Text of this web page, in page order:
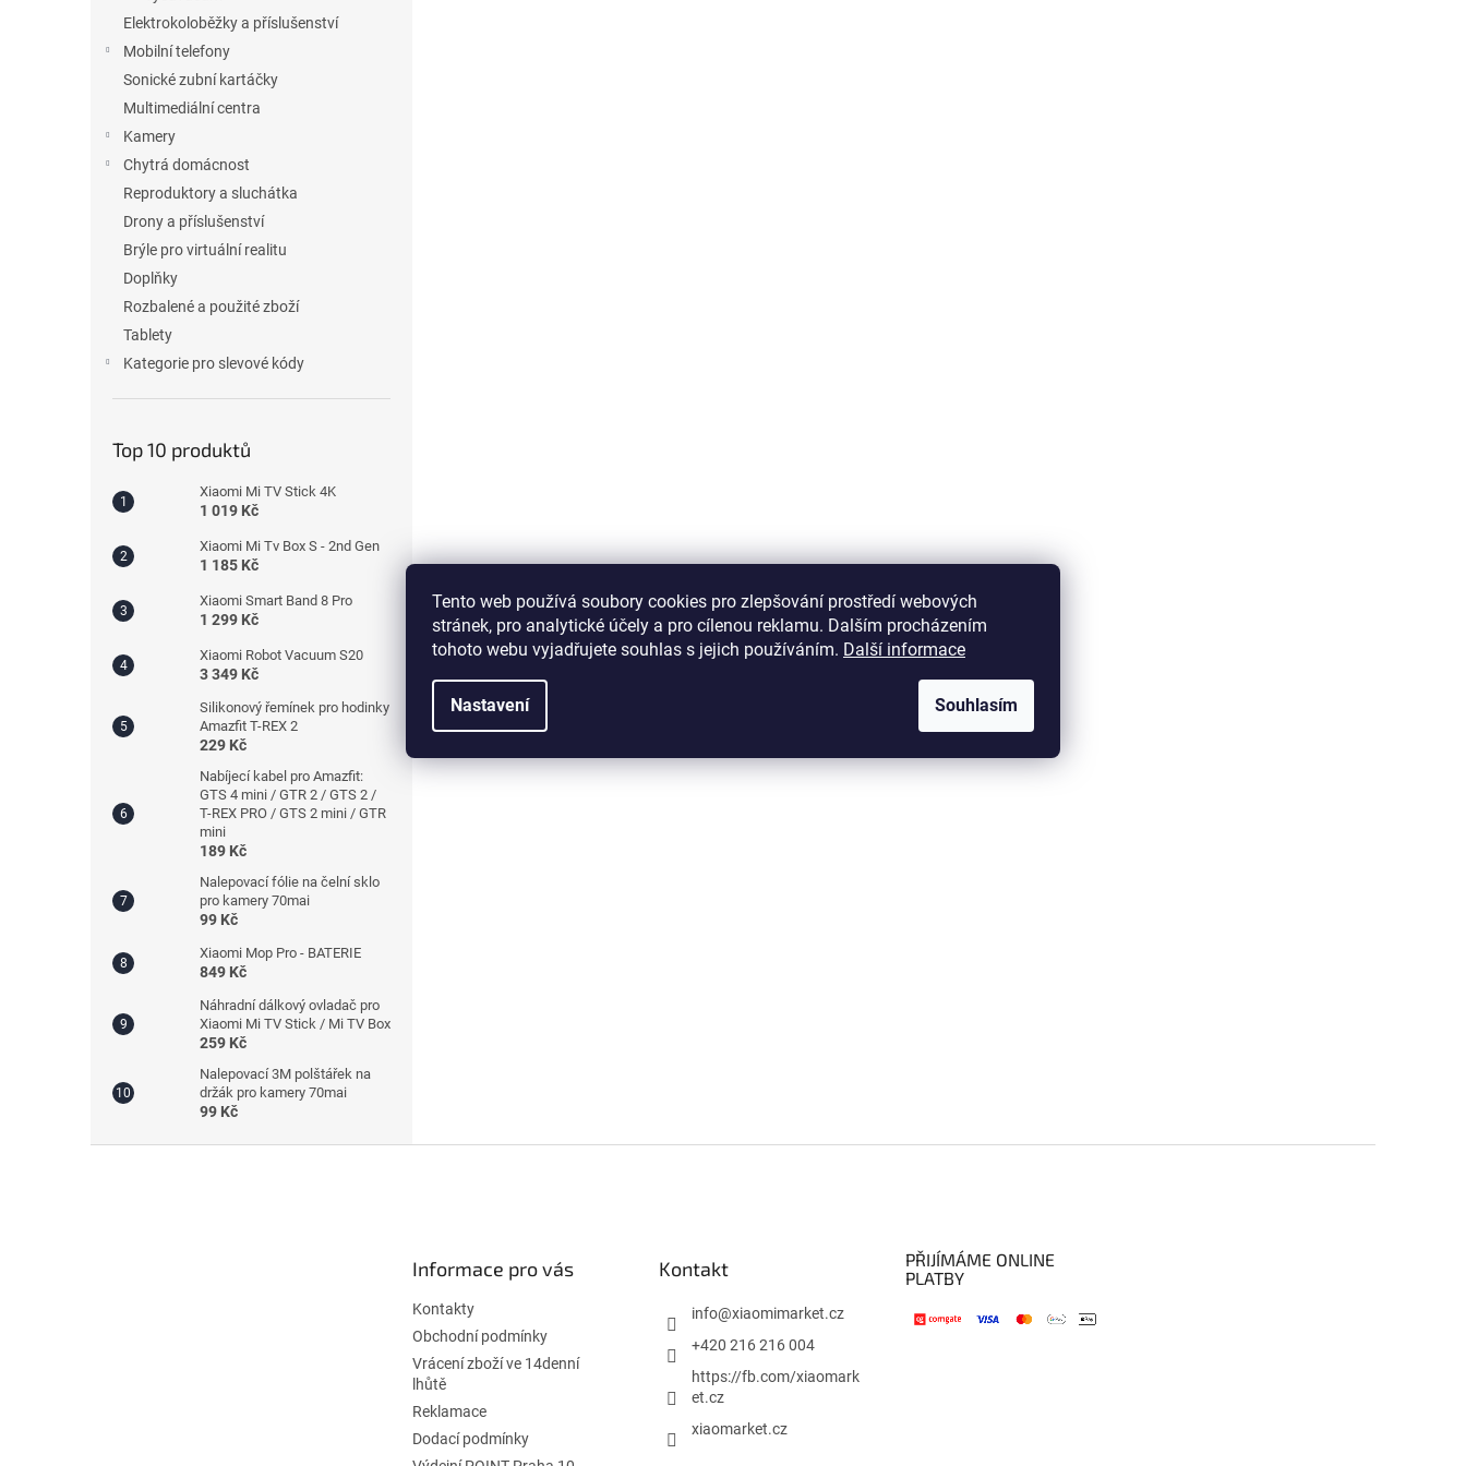
Tento web používá soubory cookies pro zlepšování prostředí webových
stránek, pro analytické účely a pro cílenou reklamu. Dalším procházením
tohoto webu vyjadřujete souhlas s jejich používáním. Další informace
Nastavení Souhlasím
Elektrokoloběžky a příslušenství
Mobilní telefony
Sonické zubní kartáčky
Multimediální centra
Kamery
Chytrá domácnost
Reproduktory a sluchátka
Drony a příslušenství
Brýle pro virtuální realitu
Doplňky
Rozbalené a použité zboží
Tablety
Kategorie pro slevové kódy
Top 10 produktů
Xiaomi Mi TV Stick 4K
1 019 Kč
Xiaomi Mi Tv Box S - 2nd Gen
1 185 Kč
Xiaomi Smart Band 8 Pro
1 299 Kč
Xiaomi Robot Vacuum S20
3 349 Kč
Silikonový řemínek pro hodinky
Amazfit T-REX 2
229 Kč
Nabíjecí kabel pro Amazfit:
GTS 4 mini / GTR 2 / GTS 2 /
T-REX PRO / GTS 2 mini / GTR
mini
189 Kč
Nalepovací fólie na čelní sklo
pro kamery 70mai
99 Kč
Xiaomi Mop Pro - BATERIE
849 Kč
Náhradní dálkový ovladač pro
Xiaomi Mi TV Stick / Mi TV Box
259 Kč
Nalepovací 3M polštářek na
držák pro kamery 70mai
99 Kč
Informace pro vás
Kontakty
Obchodní podmínky
Vrácení zboží ve 14denní
lhůtě
Reklamace
Dodací podmínky
Kontakt
info@xiaomimarket.cz
+420 216 216 004
https://fb.com/xiaomark
et.cz
xiaomarket.cz
PŘIJÍMÁME ONLINE
PLATBY